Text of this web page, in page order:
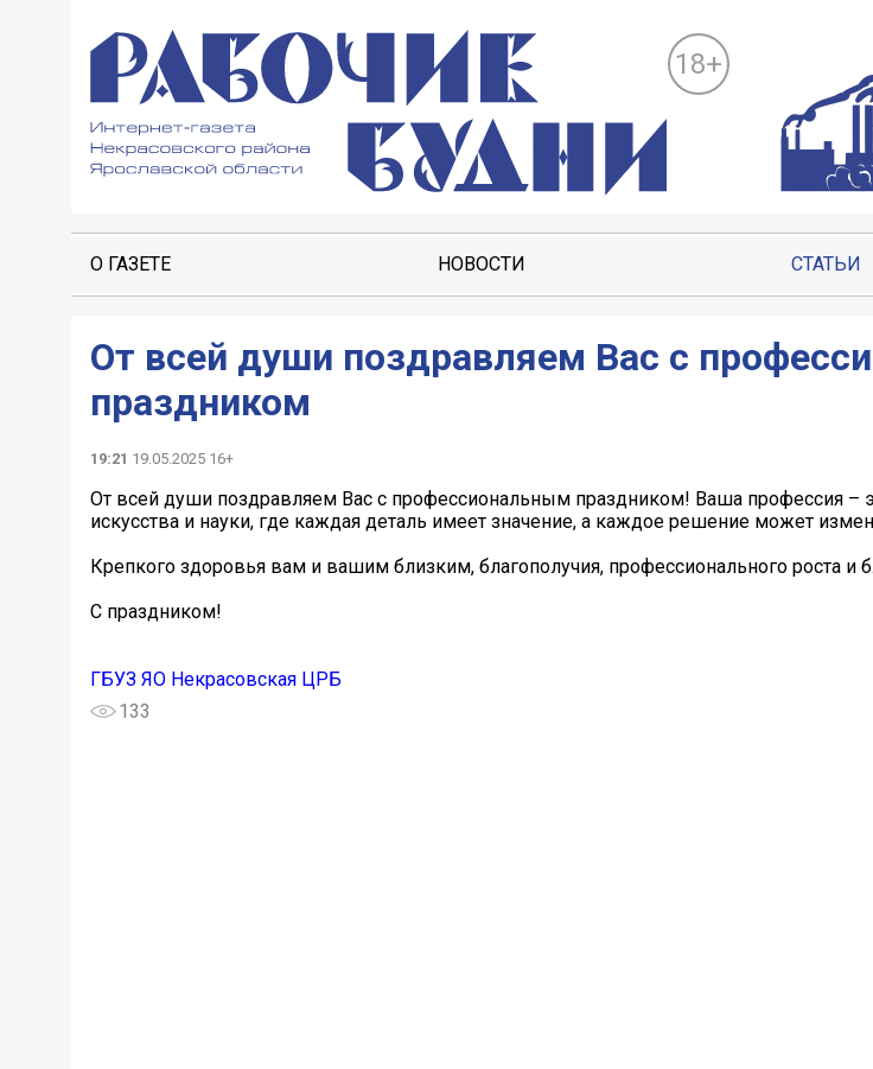
18+
О ГАЗЕТЕ НОВОСТИ СТАТЬИ
От всей души поздравляем Вас с
праздником
19:21 19.05.2025 16+
От всей души поздравляем Вас с профессиональным праздником! Ваша профессия –
искусства и науки, где каждая деталь имеет значение, а каждое решение может
Крепкого здоровья вам и вашим близким, благополучия, профессионального роста и
С праздником!
ГБУЗ ЯО Некрасовская ЦРБ
133